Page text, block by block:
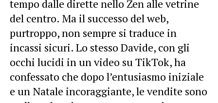
tempo dalle dirette nello Zen alle vetrine
del centro. Ma il successo del web,
purtroppo, non sempre si traduce in
incassi sicuri. Lo stesso Davide, con gli
occhi lucidi in un video su TikTok, ha
confessato che dopo l’entusiasmo iniziale
e un Natale incoraggiante, le vendite sono